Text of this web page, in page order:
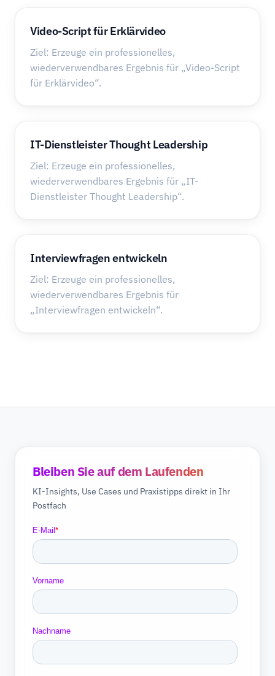
Video-Script für Erklärvideo
Ziel: Erzeuge ein professionelles,
wiederverwendbares Ergebnis für „Video-Script
für Erklärvideo“.
IT-Dienstleister Thought Leadership
Ziel: Erzeuge ein professionelles,
wiederverwendbares Ergebnis für „IT-
Dienstleister Thought Leadership“.
Interviewfragen entwickeln
Ziel: Erzeuge ein professionelles,
wiederverwendbares Ergebnis für
„Interviewfragen entwickeln“.
Bleiben Sie auf dem Laufenden
KI-Insights, Use Cases und Praxistipps direkt in Ihr
Postfach